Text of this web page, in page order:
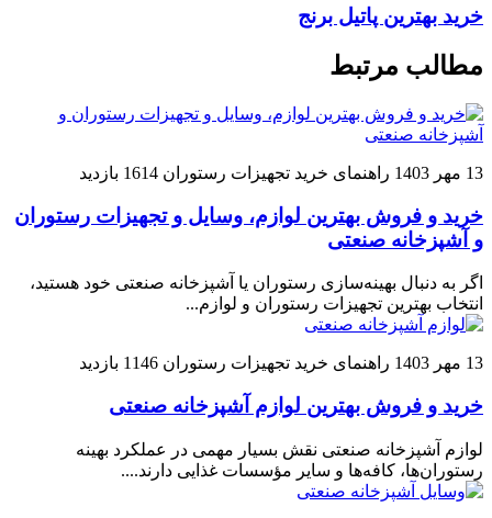
خرید بهترین پاتیل برنج
مطالب مرتبط
13 مهر 1403 راهنمای خرید تجهیزات رستوران 1614 بازدید
خرید و فروش بهترین لوازم، وسایل و تجهیزات رستوران
و آشپزخانه صنعتی
اگر به دنبال بهینه‌سازی رستوران یا آشپزخانه صنعتی خود هستید،
انتخاب بهترین تجهیزات رستوران و لوازم...
13 مهر 1403 راهنمای خرید تجهیزات رستوران 1146 بازدید
خرید و فروش بهترین لوازم آشپزخانه صنعتی
لوازم آشپزخانه صنعتی نقش بسیار مهمی در عملکرد بهینه
رستوران‌ها، کافه‌ها و سایر مؤسسات غذایی دارند....